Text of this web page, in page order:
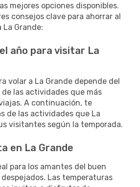
mejores opciones disponibles.
consejos clave para ahorrar al
Grande:
año para visitar La
volar a La Grande depende del
las actividades que más
A continuación, te
de las actividades que La
visitantes según la temporada.
en La Grande
para los amantes del buen
Las temperaturas